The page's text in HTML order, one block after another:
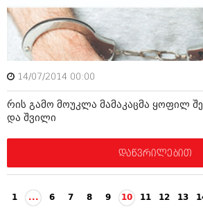
14/07/2014 00:00
რის გამო მოუკლა მამაკაცმა ყოფილ
და შვილი
დაწვრილებით
1 ... 6 7 8 9 10 11 12 13